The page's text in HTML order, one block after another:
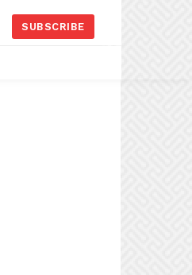
SUBSCRIBE